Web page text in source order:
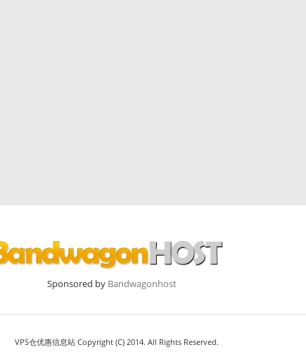
Sponsored by Bandwagonhost
VPS仓优惠信息站 Copyright (C) 2014. All Rights Reserved.